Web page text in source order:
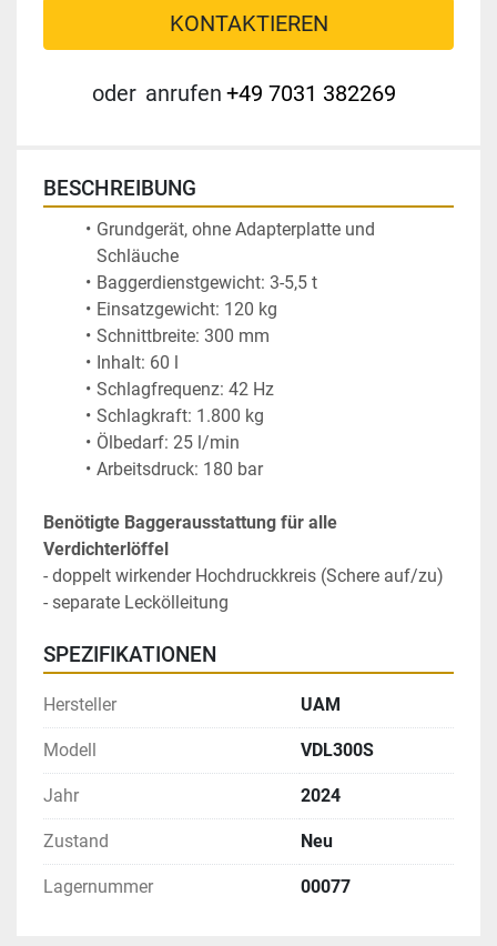
KONTAKTIEREN
oder anrufen +49 7031 382269
BESCHREIBUNG
Grundgerät, ohne Adapterplatte und
Schläuche
Baggerdienstgewicht: 3-5,5 t
Einsatzgewicht: 120 kg
Schnittbreite: 300 mm
Inhalt: 60 l
Schlagfrequenz: 42 Hz
Schlagkraft: 1.800 kg
Ölbedarf: 25 l/min
Arbeitsdruck: 180 bar
Benötigte Baggerausstattung für alle
Verdichterlöffel
- doppelt wirkender Hochdruckkreis (Schere auf/zu)
- separate Leckölleitung
SPEZIFIKATIONEN
Hersteller UAM
Modell VDL300S
Jahr 2024
Zustand Neu
Lagernummer 00077